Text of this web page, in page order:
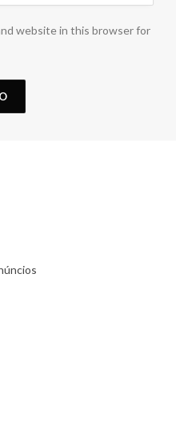
website in this browser for